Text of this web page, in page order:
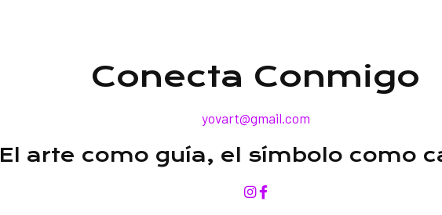
Conecta Conmigo
yovart@gmail.com
El arte como guía, el símbolo como